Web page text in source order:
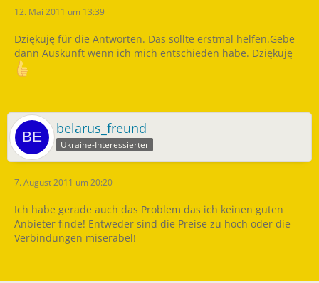
12. Mai 2011 um 13:39
Dziękuję für die Antworten. Das sollte erstmal helfen.Gebe
dann Auskunft wenn ich mich entschieden habe. Dziękuję
belarus_freund
Ukraine-Interessierter
7. August 2011 um 20:20
Ich habe gerade auch das Problem das ich keinen guten
Anbieter finde! Entweder sind die Preise zu hoch oder die
Verbindungen miserabel!